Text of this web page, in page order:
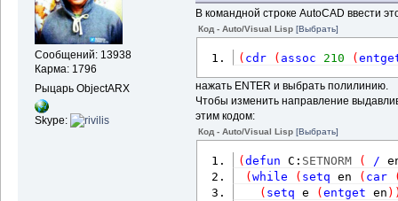
Сообщений: 13938
Карма: 1796
Рыцарь ObjectARX
Skype:
В командной строке AutoCAD ввести
Код - Auto/Visual Lisp [Выбрать]
( cdr ( assoc 210 (
нажать ENTER и выбрать полилинию.
Чтобы изменить направление
этим кодом:
Код - Auto/Visual Lisp [Выбрать]
(defun C: SETNORM ( /
(while ( setq en ( car
( setq e (entget en )